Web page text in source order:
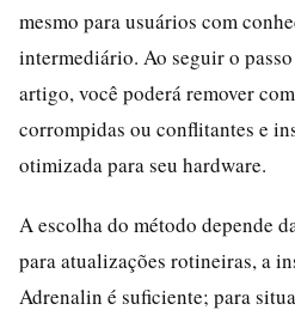
mesmo para usuários com
intermediário. Ao seguir o
artigo, você poderá remover
corrompidas ou conflitantes e
otimizada para seu hardware.
A escolha do método depende
para atualizações rotineiras, a
Adrenalin é suficiente; para